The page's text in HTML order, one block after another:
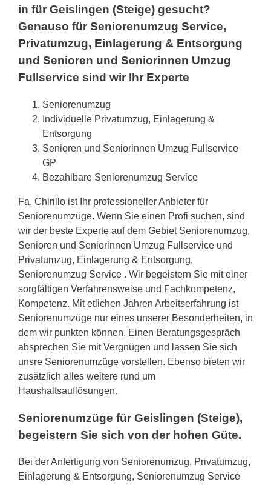
in für Geislingen (Steige) gesucht?
Genauso für Seniorenumzug Service,
Privatumzug, Einlagerung & Entsorgung
und Senioren und Seniorinnen Umzug
Fullservice sind wir Ihr Experte
Seniorenumzug
Individuelle Privatumzug, Einlagerung &
Entsorgung
Senioren und Seniorinnen Umzug Fullservice
GP
Bezahlbare Seniorenumzug Service
Fa. Chirillo ist Ihr professioneller Anbieter für
Seniorenumzüge. Wenn Sie einen Profi suchen, sind
wir der beste Experte auf dem Gebiet Seniorenumzug,
Senioren und Seniorinnen Umzug Fullservice und
Privatumzug, Einlagerung & Entsorgung,
Seniorenumzug Service . Wir begeistern Sie mit einer
sorgfältigen Verfahrensweise und Fachkompetenz,
Kompetenz. Mit etlichen Jahren Arbeitserfahrung ist
Seniorenumzüge nur eines unserer Besonderheiten, in
dem wir punkten können. Einen Beratungsgespräch
absprechen Sie mit Vergnügen und lassen Sie sich
unsre Seniorenumzüge vorstellen. Ebenso bieten wir
zusätzlich alles weitere rund um
Haushaltsauflösungen.
Seniorenumzüge für Geislingen (Steige),
begeistern Sie sich von der hohen Güte.
Bei der Anfertigung von Seniorenumzug, Privatumzug,
Einlagerung & Entsorgung, Seniorenumzug Service